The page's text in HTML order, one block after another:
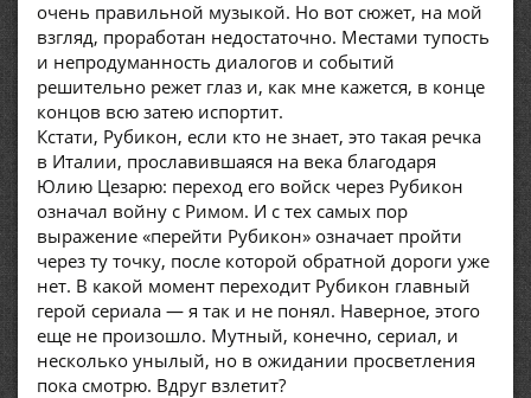
очень правильной музыкой. Но вот сюжет, на мой
взгляд, проработан недостаточно. Местами тупость
и непродуманность диалогов и событий
решительно режет глаз и, как мне кажется, в конце
концов всю затею испортит.
Кстати, Рубикон, если кто не знает, это такая речка
в Италии, прославившаяся на века благодаря
Юлию Цезарю: переход его войск через Рубикон
означал войну с Римом. И с тех самых пор
выражение «перейти Рубикон» означает пройти
через ту точку, после которой обратной дороги уже
нет. В какой момент переходит Рубикон главный
герой сериала — я так и не понял. Наверное, этого
еще не произошло. Мутный, конечно, сериал, и
несколько унылый, но в ожидании просветления
пока смотрю. Вдруг взлетит?